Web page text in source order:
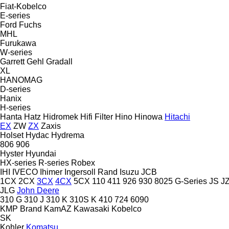
Fiat-Kobelco
E-series
Ford Fuchs
MHL
Furukawa
W-series
Garrett Gehl Gradall
XL
HANOMAG
D-series
Hanix
H-series
Hanta Hatz Hidromek Hifi Filter Hino Hinowa Hitachi
EX ZW ZX Zaxis
Holset Hydac Hydrema
806 906
Hyster Hyundai
HX-series R-series Robex
IHI
IVECO Ihimer Ingersoll Rand Isuzu JCB
1CX 2CX 3CX 4CX 5CX 110 411 926 930 8025 G-Series JS
JLG John Deere
310 G 310 J 310 K 310S K 410 724 6090
KMP Brand KamAZ Kawasaki Kobelco
SK
Kohler Komatsu